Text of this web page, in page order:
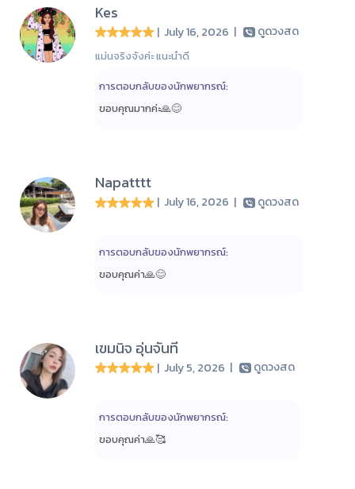
Kes
| July 16, 2026 | ดูดวงสด
แม่นจริงจังค่ะ แนะนำดี
การตอบกลับของนักพยากรณ์:
ขอบคุณมากค่ะ🙏😊
Napatttt
| July 16, 2026 | ดูดวงสด
การตอบกลับของนักพยากรณ์:
ขอบคุณค่า🙏😊
เขมนิจ อุ่นจันที
| July 5, 2026 | ดูดวงสด
การตอบกลับของนักพยากรณ์:
ขอบคุณค่า🙏🥰